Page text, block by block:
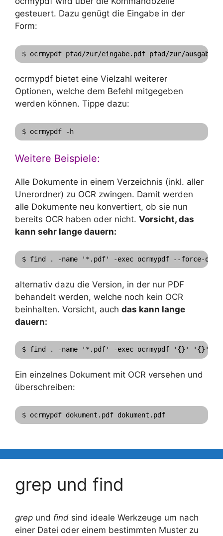
gesteuert. Dazu genügt die Eingabe in der
Form:
ocrmypdf bietet eine Vielzahl weiterer
Optionen, welche dem Befehl mitgegeben
werden können. Tippe dazu:
$ ocrmypdf -h
Weitere Beispiele:
Alle Dokumente in einem Verzeichnis (inkl. aller
Unerordner) zu OCR zwingen. Damit werden
alle Dokumente neu konvertiert, ob sie nun
bereits OCR haben oder nicht. Vorsicht, das
kann sehr lange dauern:
$ find . -name '*.pdf' -exec ocrmypdf --force-
alternativ dazu die Version, in der nur PDF
behandelt werden, welche noch kein OCR
beinhalten. Vorsicht, auch das kann lange
dauern:
$ find . -name '*.pdf' -exec ocrmypdf '{}' '{}' \;
Ein einzelnes Dokument mit OCR versehen und
überschreiben:
$ ocrmypdf dokument.pdf dokument.pdf
grep und find
grep und find sind ideale Werkzeuge um nach
einer Datei oder einem bestimmten Muster zu